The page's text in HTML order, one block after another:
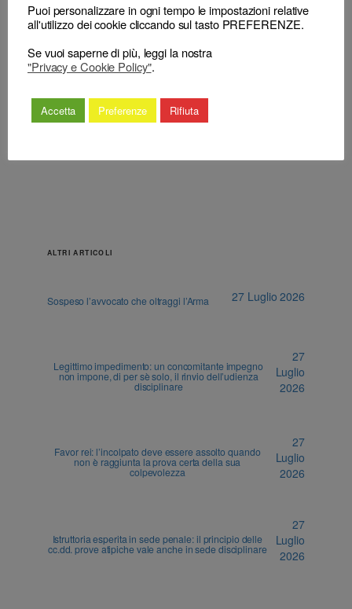
– Norme deontologiche –
Rapporti con i clienti –
Richiesta di compenso otto
volte superiore a quello
deontologico – Sussiste –
Circostanze attenuanti –
Avvertimento.
deontologiche – Rapporti con i
colleghi ed il Consiglio dell’Ordine
– Omessa comunicazione di
sopravvenuta situazione di
conformi dichiarazioni « sul proprio
onore » – Illecito deontologico –
Sussiste – Cancellazione.
ALTRI ARTICOLI
Sospeso l’avvocato che oltraggi l’Arma 27 Luglio 2026
Legittimo impedimento: un concomitante impegno
non impone, di per sè solo, il rinvio dell’udienza
disciplinare
27
Luglio
2026
Favor rei: l’incolpato deve essere assolto quando
non è raggiunta la prova certa della sua
colpevolezza
27
Luglio
2026
Istruttoria esperita in sede penale: il principio delle
cc.dd. prove atipiche vale anche in sede disciplinare
27
Luglio
2026
Puoi personalizzare in ogni tempo le impostazioni relative
all'utilizzo dei cookie cliccando sul tasto PREFERENZE.
Se vuoi saperne di più, leggi la nostra
"Privacy e Cookie Policy".
Accetta Preferenze Rifiuta